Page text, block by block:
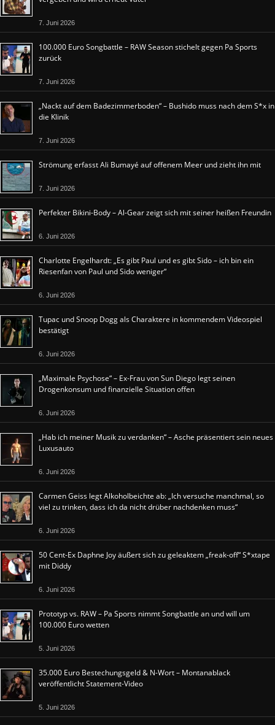
7. Juni 2026
100.000 Euro Songbattle – RAW Season stichelt gegen Pa Sports
zurück
7. Juni 2026
„Nackt auf dem Badezimmerboden“ – Bushido muss nach dem S*x in
die Klinik
7. Juni 2026
Strömung erfasst Ali Bumayé auf offenem Meer und zieht ihn mit
7. Juni 2026
Perfekter Bikini-Body – Al-Gear zeigt sich mit seiner heißen Freundin
6. Juni 2026
Charlotte Engelhardt: „Es gibt Paul und es gibt Sido – ich bin ein
Riesenfan von Paul und Sido weniger“
6. Juni 2026
Tupac und Snoop Dogg als Charaktere in kommendem Videospiel
bestätigt
6. Juni 2026
„Maximale Psychose“ – Ex-Frau von Sun Diego legt seinen
Drogenkonsum und finanzielle Situation offen
6. Juni 2026
„Hab ich meiner Musik zu verdanken“ – Asche präsentiert sein neues
Luxusauto
6. Juni 2026
Carmen Geiss legt Alkoholbeichte ab: „Ich versuche manchmal, so
viel zu trinken, dass ich da nicht drüber nachdenken muss“
6. Juni 2026
50 Cent-Ex Daphne Joy äußert sich zu geleaktem „freak-off“ S*xtape
mit Diddy
6. Juni 2026
Prototyp vs. RAW – Pa Sports nimmt Songbattle an und will um
100.000 Euro wetten
5. Juni 2026
35.000 Euro Bestechungsgeld & N-Wort – Montanablack
veröffentlicht Statement-Video
5. Juni 2026